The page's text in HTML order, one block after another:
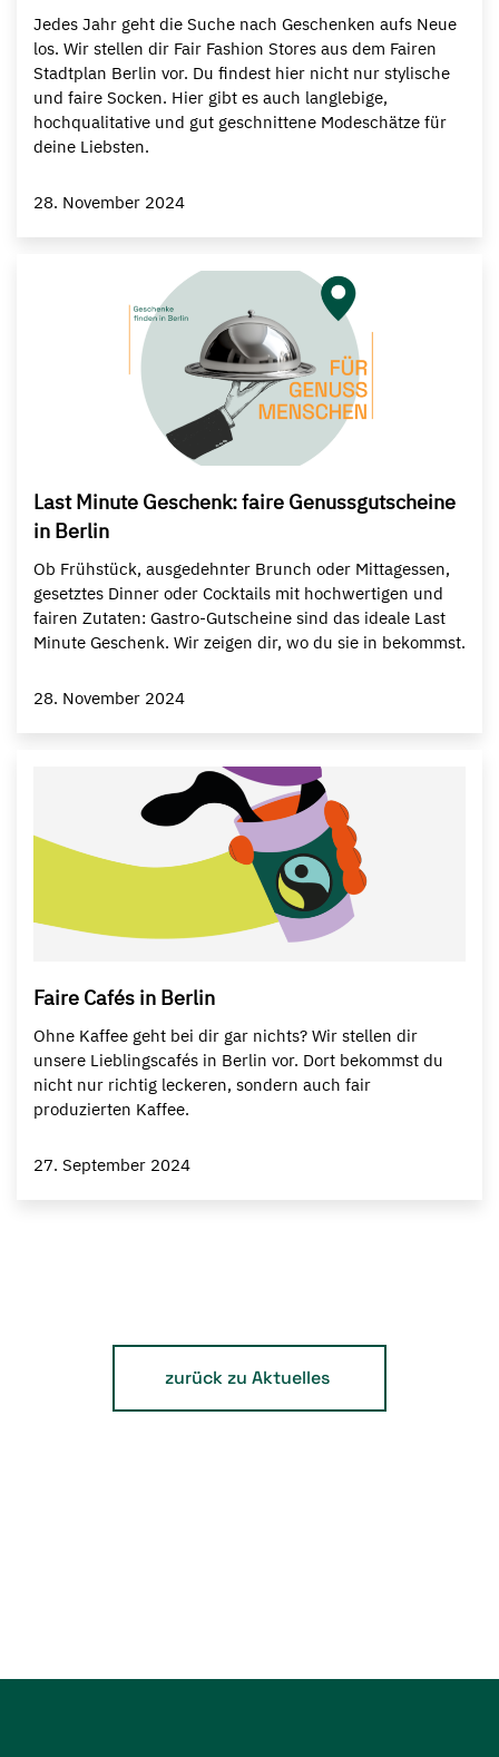
Jedes Jahr geht die Suche nach Geschenken aufs Neue
los. Wir stellen dir Fair Fashion Stores aus dem Fairen
Stadtplan Berlin vor. Du findest hier nicht nur stylische
und faire Socken. Hier gibt es auch langlebige,
hochqualitative und gut geschnittene Modeschätze für
deine Liebsten.
28. November 2024
Last Minute Geschenk: faire Genussgutscheine
in Berlin
Ob Frühstück, ausgedehnter Brunch oder Mittagessen,
gesetztes Dinner oder Cocktails mit hochwertigen und
fairen Zutaten: Gastro-Gutscheine sind das ideale Last
Minute Geschenk. Wir zeigen dir, wo du sie in bekommst.
28. November 2024
Faire Cafés in Berlin
Ohne Kaffee geht bei dir gar nichts? Wir stellen dir
unsere Lieblingscafés in Berlin vor. Dort bekommst du
nicht nur richtig leckeren, sondern auch fair
produzierten Kaffee.
27. September 2024
zurück zu Aktuelles